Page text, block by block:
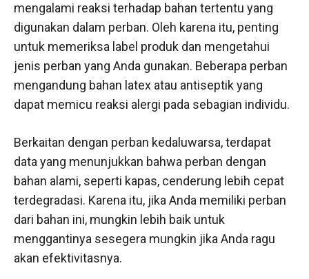
mengalami reaksi terhadap bahan tertentu yang
digunakan dalam perban. Oleh karena itu, penting
untuk memeriksa label produk dan mengetahui
jenis perban yang Anda gunakan. Beberapa perban
mengandung bahan latex atau antiseptik yang
dapat memicu reaksi alergi pada sebagian individu.
Berkaitan dengan perban kedaluwarsa, terdapat
data yang menunjukkan bahwa perban dengan
bahan alami, seperti kapas, cenderung lebih cepat
terdegradasi. Karena itu, jika Anda memiliki perban
dari bahan ini, mungkin lebih baik untuk
menggantinya sesegera mungkin jika Anda ragu
akan efektivitasnya.